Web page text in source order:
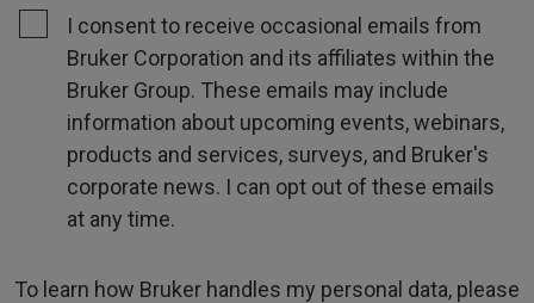
I consent to receive occasional emails from
Bruker Corporation and its affiliates within the
Bruker Group. These emails may include
information about upcoming events, webinars,
products and services, surveys, and Bruker's
corporate news. I can opt out of these emails
at any time.
To learn how Bruker handles my personal data, please